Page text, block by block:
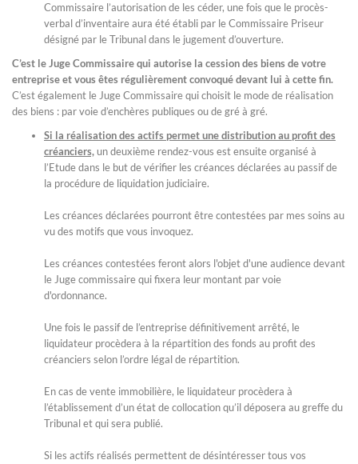
Commissaire l’autorisation de les céder, une fois que le procès-
verbal d’inventaire aura été établi par le Commissaire Priseur
désigné par le Tribunal dans le jugement d’ouverture.
C’est le Juge Commissaire qui autorise la cession des biens de votre
entreprise et vous êtes régulièrement convoqué devant lui à cette fin.
C’est également le Juge Commissaire qui choisit le mode de réalisation
des biens : par voie d’enchères publiques ou de gré à gré.
Si la réalisation des actifs permet une distribution au profit des
créanciers,un deuxième rendez-vous est ensuite organisé à
l’Etude dans le but de vérifier les créances déclarées au passif de
la procédure de liquidation judiciaire.
Les créances déclarées pourront être contestées par mes soins au
vu des motifs que vous invoquez.
Les créances contestées feront alors l'objet d'une audience devant
le Juge commissaire qui fixera leur montant par voie
d'ordonnance.
Une fois le passif de l’entreprise définitivement arrêté, le
liquidateur procèdera à la répartition des fonds au profit des
créanciers selon l’ordre légal de répartition.
En cas de vente immobilière, le liquidateur procèdera à
l’établissement d’un état de collocation qu’il déposera au greffe du
Tribunal et qui sera publié.
Si les actifs réalisés permettent de désintéresser tous vos